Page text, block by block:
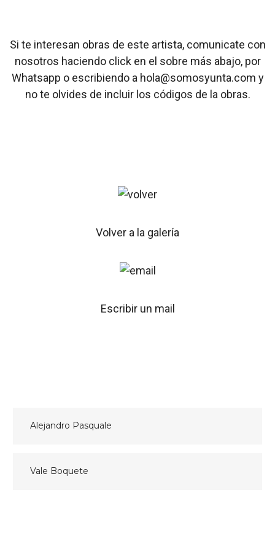
Si te interesan obras de este artista, comunicate con
nosotros haciendo click en el sobre más abajo, por
Whatsapp o escribiendo a hola@somosyunta.com y
no te olvides de incluir los códigos de la obras.
Volver a la galería
Escribir un mail
Navegación
entradas
Alejandro Pasquale
Vale Boquete